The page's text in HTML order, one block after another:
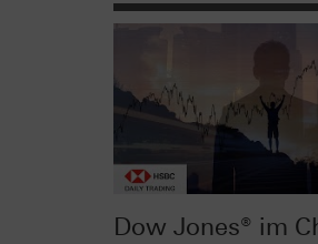
Dow Jones® im